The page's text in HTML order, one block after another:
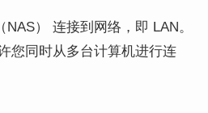
） 连接到网络，即 LAN。
您同时从多台计算机进行连